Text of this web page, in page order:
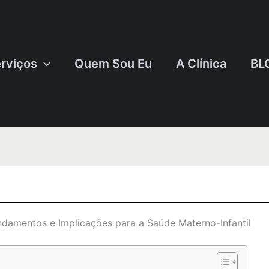
Quem Sou Eu A Clínica
e Implicações para a Saúde Materno-Infantil